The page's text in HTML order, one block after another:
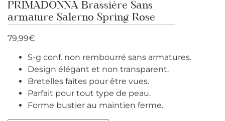
PRIMADONNA Brassière Sans
armature Salerno Spring Rose
79,99€
S-g conf. non rembourré sans armatures.
Design élégant et non transparent.
Bretelles faites pour être vues.
Parfait pour tout type de peau.
Forme bustier au maintien ferme.